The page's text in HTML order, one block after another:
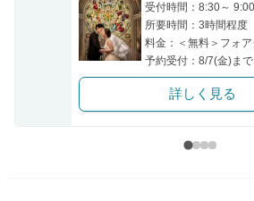
所要時間：3時間程度
予約受付：8/7(金)まで
詳しく見る